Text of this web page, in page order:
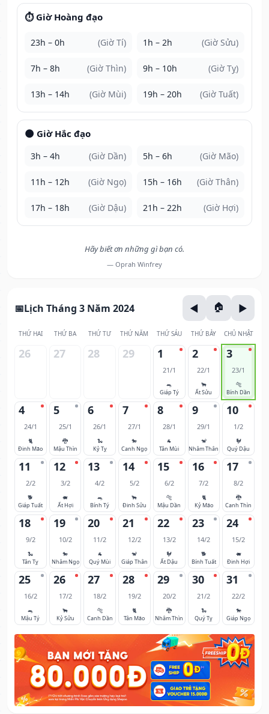
⏱️ Giờ Hoàng đạo
23h – 0h (Giờ Tí) 1h – 2h (Giờ Sửu)
7h – 8h (Giờ Thìn) 9h – 10h (Giờ Tỵ)
13h – 14h (Giờ Mùi) 19h – 20h (Giờ Tuất)
🌑 Giờ Hắc đạo
3h – 4h (Giờ Dần) 5h – 6h (Giờ Mão)
11h – 12h (Giờ Ngọ) 15h – 16h (Giờ Thân)
17h – 18h (Giờ Dậu) 21h – 22h (Giờ Hợi)
Hãy biết ơn những gì bạn có.
— Oprah Winfrey
Lịch Tháng 3 Năm 2024
THỨ HAI THỨ BA THỨ TƯ THỨ NĂM THỨ SÁU THỨ BẢY CHỦ NHẬT
26 27 28 29 1
21/1
🐀
Giáp Tý
2
22/1
🐂
Ất Sửu
3
23/1
🐅
Bính Dần
4
24/1
🐈
Đinh Mão
5
25/1
🐉
Mậu Thìn
6
26/1
🐍
Kỷ Tỵ
7
27/1
🐎
Canh Ngọ
8
28/1
🐐
Tân Mùi
9
29/1
🐒
Nhâm Thân
10
1/2
🐓
Quý Dậu
11
2/2
🐕
Giáp Tuất
12
3/2
🐖
Ất Hợi
13
4/2
🐀
Bính Tý
14
5/2
🐂
Đinh Sửu
15
6/2
🐅
Mậu Dần
16
7/2
🐈
Kỷ Mão
17
8/2
🐉
Canh Thìn
18
9/2
🐍
Tân Tỵ
19
10/2
🐎
Nhâm Ngọ
20
11/2
🐐
Quý Mùi
21
12/2
🐒
Giáp Thân
22
13/2
🐓
Ất Dậu
23
14/2
🐕
Bính Tuất
24
15/2
🐖
Đinh Hợi
25
16/2
🐀
Mậu Tý
26
17/2
🐂
Kỷ Sửu
27
18/2
🐅
Canh Dần
28
19/2
🐈
Tân Mão
29
20/2
🐉
Nhâm Thìn
30
21/2
🐍
Quý Tỵ
31
22/2
🐎
Giáp Ngọ